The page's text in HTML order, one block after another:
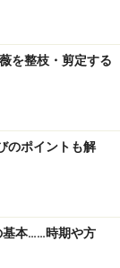
ように、穴の
かれた縄や麻
ど自然分解し
を穴の八分目
込むと、根巻
注意しましょ
強風時などで
を整枝・剪定する
のポイントも解
基本……時期や方